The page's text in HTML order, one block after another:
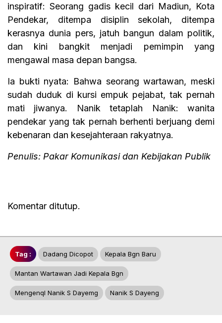
inspiratif: Seorang gadis kecil dari Madiun, Kota
Pendekar, ditempa disiplin sekolah, ditempa
kerasnya dunia pers, jatuh bangun dalam politik,
dan kini bangkit menjadi pemimpin yang
mengawal masa depan bangsa.
Ia bukti nyata: Bahwa seorang wartawan, meski
sudah duduk di kursi empuk pejabat, tak pernah
mati jiwanya. Nanik tetaplah Nanik: wanita
pendekar yang tak pernah berhenti berjuang demi
kebenaran dan kesejahteraan rakyatnya.
Penulis: Pakar Komunikasi dan Kebijakan Publik
Komentar ditutup.
Tag : Dadang Dicopot Kepala Bgn Baru
Mantan Wartawan Jadi Kepala Bgn
Mengenql Nanik S Dayemg Nanik S Dayeng